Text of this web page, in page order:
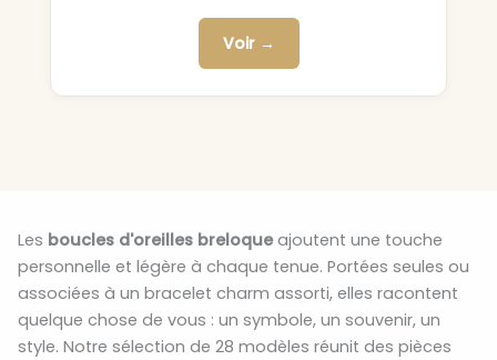
Voir →
Les boucles d'oreilles breloqueajoutent une touche
personnelle et légère à chaque tenue. Portées seules ou
associées à un bracelet charm assorti, elles racontent
quelque chose de vous : un symbole, un souvenir, un
style. Notre sélection de 28 modèles réunit des pièces